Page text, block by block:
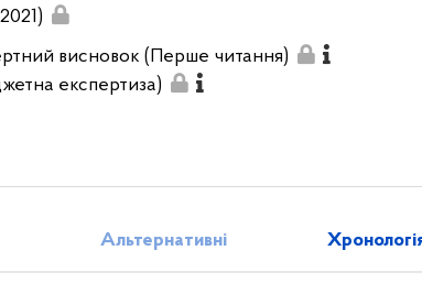
висновок (Перше читання)
експертиза)
Альтернативні